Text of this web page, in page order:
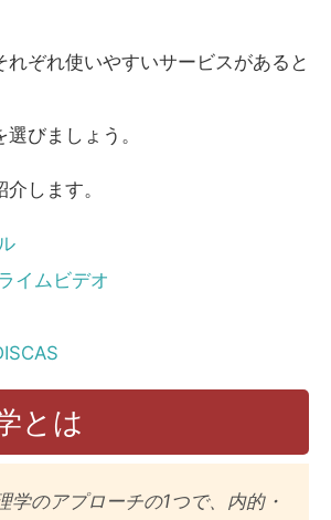
れぞれ使いやすいサービスがあると
びましょう。
します。
イムビデオ
とは
学のアプローチの1つで、内的・